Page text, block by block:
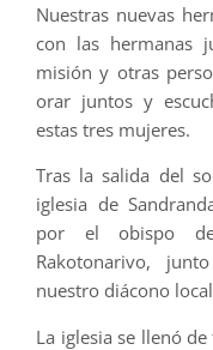
Nuestras nuevas
con las hermanas
misión y otras
orar juntos y
estas tres mujeres.
Tras la salida del
iglesia de
por el obispo
Rakotonarivo,
nuestro diácono
La iglesia se llenó